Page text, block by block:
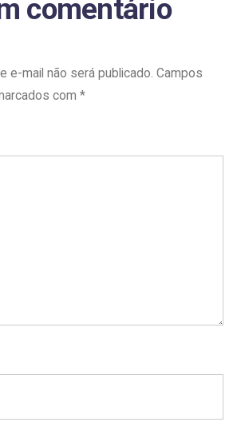
comentário
e-mail não será publicado. Campos
com *